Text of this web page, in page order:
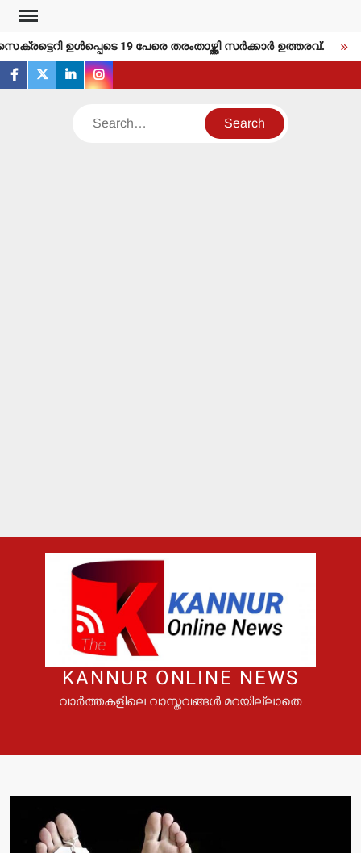
Skip
content
ഉള്‍പ്പെടെ 19 പേരെ തരംതാഴ്ത്തി സര്‍ക്കാര്‍ ഉത്തരവ്.
facebook
twitterlinkedininstagram
Search
KANNUR ONLINE NEWS
വാർത്തകളിലെ വാസ്തവങ്ങൾ മറയില്ലാതെ